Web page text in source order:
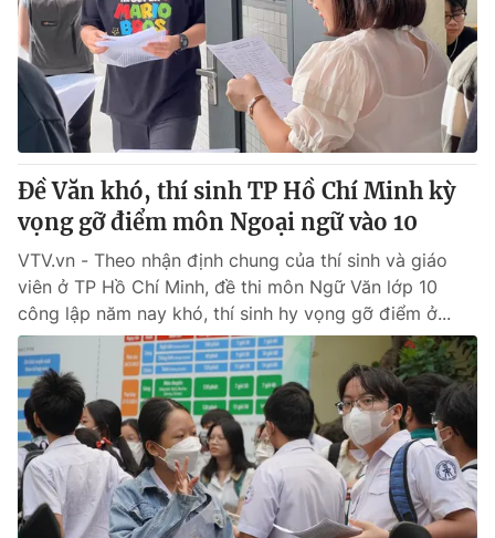
Cơ quan báo chí:Thời báo VTV
Giấy phép hoạt động báo in và báo điện tử số 483/GP-BTTTT
cấp ngày 29/12/2023
Tổng Biên tập:
Vũ Thanh Thủy
Phó Tổng Biên tập:Nguyễn Thị Mỹ Hạnh, Phạm Quốc Thắng,
Nguyễn Trọng Ninh
Tổng đài VTV:024.38 355 931 - 024.38 355 932
Ðiện thoại Thời báo VTV:024.66 897 897
toasoan@vtv.vn
Liên hệ quảng cáo: 024-7300.7108
Đề Văn khó, thí sinh TP Hồ Chí Minh kỳ
vọng gỡ điểm môn Ngoại ngữ vào 10
VTV.vn - Theo nhận định chung của thí sinh và giáo
viên ở TP Hồ Chí Minh, đề thi môn Ngữ Văn lớp 10
công lập năm nay khó, thí sinh hy vọng gỡ điểm ở...